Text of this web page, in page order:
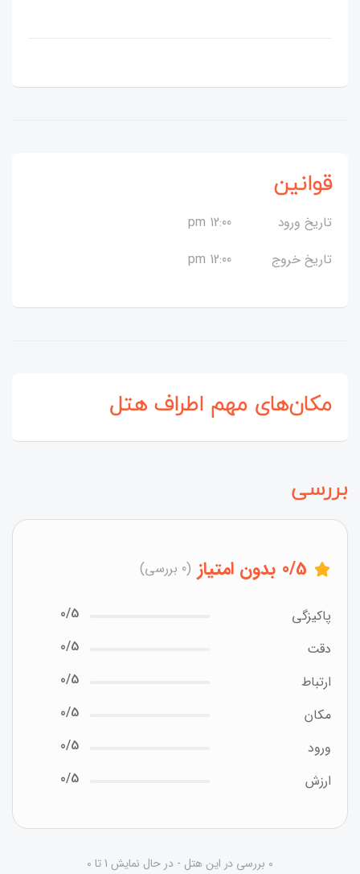
قوانین
تاریخ ورود
12:00 pm
تاریخ خروج
12:00 pm
مکان‌های مهم اطراف هتل
بررسی
0/5 بدون امتیاز (0 بررسی)
پاکیزگی
0/5
دقت
0/5
ارتباط
0/5
مکان
0/5
ورود
0/5
ارزش
0/5
0 بررسی در این هتل - در حال نمایش 1 تا 0